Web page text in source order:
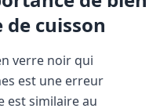
cuisson
verre noir qui
est une erreur
est similaire au